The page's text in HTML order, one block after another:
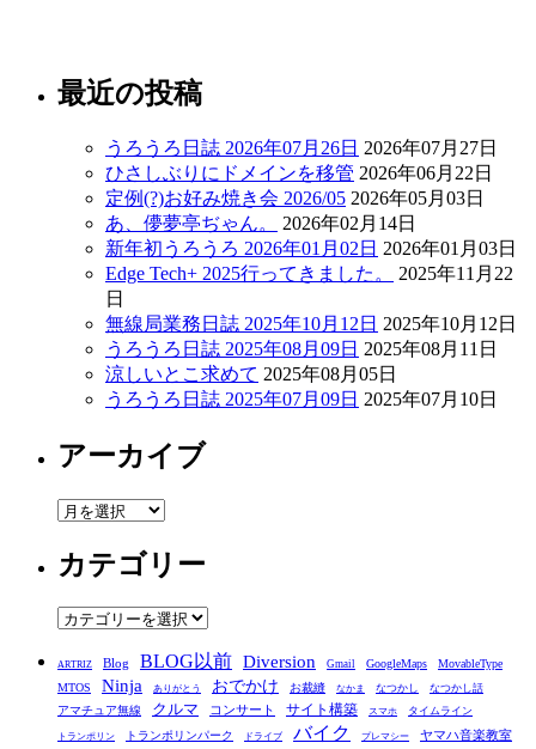
最近の投稿
うろうろ日誌 2026年07月26日 2026年07月27日
ひさしぶりにドメインを移管 2026年06月22日
定例(?)お好み焼き会 2026/05 2026年05月03日
あ、儚夢亭ぢゃん。
2026年02月14日
新年初うろうろ 2026年01月02日 2026年01月03日
Edge Tech+ 2025行ってきました。
2025年11月22
日
無線局業務日誌 2025年10月12日 2025年10月12日
うろうろ日誌 2025年08月09日 2025年08月11日
涼しいとこ求めて 2025年08月05日
うろうろ日誌 2025年07月09日 2025年07月10日
アーカイブ
ア
カ
イ
ブ
カテゴリー
カ
ゴ
リ
ー
ARTRIZ Blog BLOG以前 Diversion Gmail GoogleMaps
MovableType
MTOS
Ninja ありがとう おでかけ お裁縫 なかま なつかし なつかし話
アマチュア無線 クルマ コンサート サイト構築 スマホ タイムライン
トランポリン トランポリンパーク ドライブ バイク プレマシー ヤマハ音楽教室